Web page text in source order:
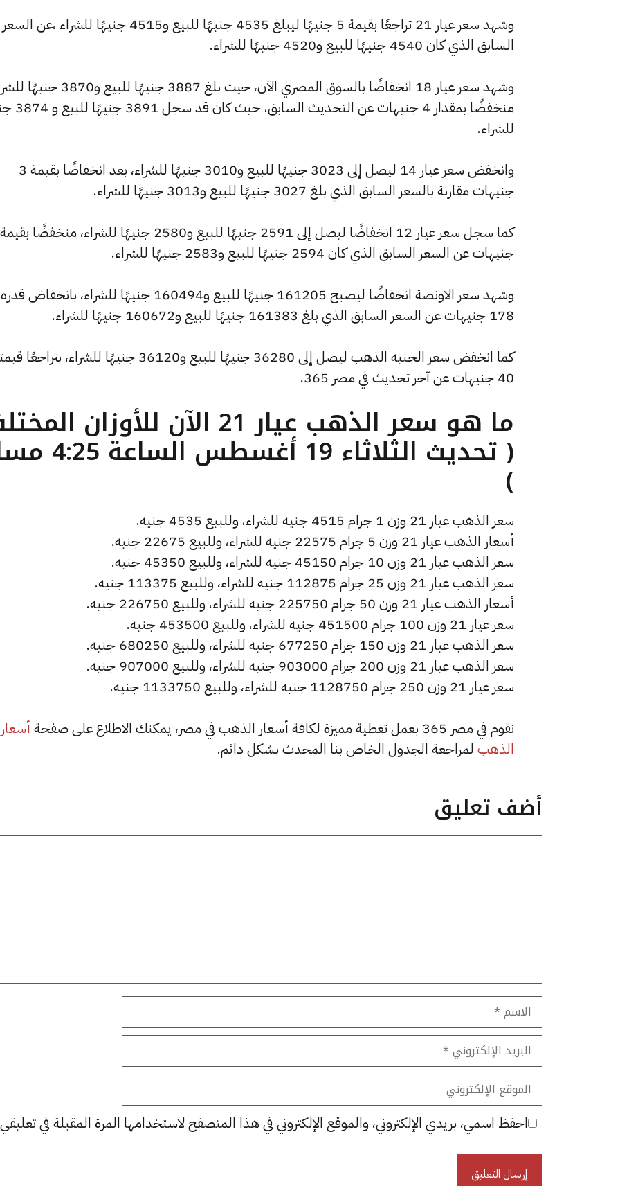
وشهد سعر عيار 21 تراجعًا بقيمة 5 جنيهًا ليبلغ 4535 جنيهًا للبيع و4515 جنيهًا للشراء ،عن السعر
السابق الذي كان 4540 جنيهًا للبيع و4520 جنيهًا للشراء.
وشهد سعر عيار 18 انخفاضًا بالسوق المصري الآن، حيث بلغ 3887 جنيهًا للبيع
منخفضًا بمقدار 4 جنيهات
للشراء.
وانخفض سعر عيار 14 ليصل إلى 3023 جنيهًا للبيع و3010 جنيهًا للشراء، بعد انخفاضًا بقيمة 3
جنيهات مقارنة بالسعر السابق الذي بلغ 3027 جنيهًا للبيع و3013 جنيهًا للشراء.
جنيهات عن السعر السابق الذي كان 2594 جنيهًا للبيع و2583 جنيهًا للشراء.
وشهد سعر الاونصة انخفاضًا ليصبح 161205 جنيهًا للبيع و160494 جنيهًا للشراء، بانخفاض قدره
178 جنيهات عن السعر السابق الذي بلغ 161383 جنيهًا للبيع و160672 جنيهًا للشراء.
كما انخفض سعر الجنيه الذهب ليصل إلى 36280 جنيهًا للبيع و36120 جنيهًا للشراء،
40 جنيهات عن آخر تحديث في مصر 365.
ما هو سعر الذهب عيار 21 الآن للأوزان
( تحديث الثلاثاء 19
)
سعر الذهب عيار 21 وزن 1 جرام 4515 جنيه للشراء، وللبيع 4535 جنيه.
أسعار الذهب عيار 21 وزن 5 جرام 22575 جنيه للشراء، وللبيع 22675 جنيه.
سعر الذهب عيار 21 وزن 10 جرام 45150 جنيه للشراء، وللبيع 45350 جنيه.
سعر الذهب عيار 21 وزن 25 جرام 112875 جنيه للشراء، وللبيع 113375 جنيه.
أسعار الذهب عيار 21 وزن 50 جرام 225750 جنيه للشراء، وللبيع 226750 جنيه.
سعر عيار 21 وزن 100 جرام 451500 جنيه للشراء، وللبيع 453500 جنيه.
سعر الذهب عيار 21 وزن 150 جرام 677250 جنيه للشراء، وللبيع 680250 جنيه.
سعر الذهب عيار 21 وزن 200 جرام 903000 جنيه للشراء، وللبيع 907000 جنيه.
سعر عيار 21 وزن 250 جرام 1128750 جنيه للشراء، وللبيع 1133750 جنيه.
نقوم في مصر 365 بعمل تغطية مميزة لكافة أسعار الذهب في مصر، يمكنك الاطلاع على صفحة
أسعار
الذهب لمراجعة الجدول الخاص بنا المحدث بشكل دائم.
أضف تعليق
الاسم
البريد
الإلكتروني
الموقع
الإلكتروني
احفظ اسمي، بريدي الإلكتروني، والموقع الإلكتروني في هذا المتصفح لاستخدامها المرة المقبلة في